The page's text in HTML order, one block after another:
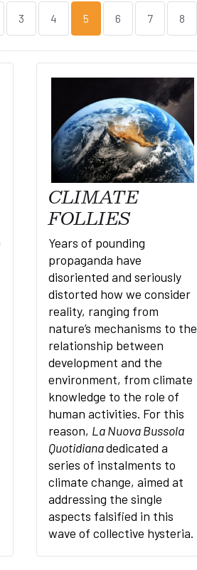
3 4 5 6 7 8
CLIMATE
FOLLIES
Years of pounding
propaganda have
disoriented and seriously
distorted how we consider
reality, ranging from
nature’s mechanisms to the
relationship between
development and the
environment, from climate
knowledge to the role of
human activities. For this
reason, La Nuova Bussola
Quotidianadedicated a
series of instalments to
climate change, aimed at
addressing the single
aspects falsified in this
wave of collective hysteria.